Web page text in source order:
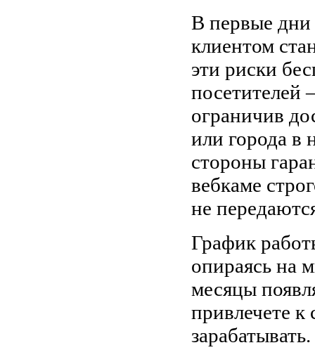
В первые дни
клиентом
эти риски
посетителей
ограничив
или города в
стороны
вебкаме
не
График
опираясь на
месяцы
привлечете к
зарабатывать.